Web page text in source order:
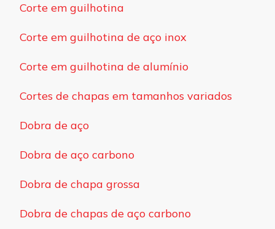
Corte em guilhotina
Corte em guilhotina de aço inox
Corte em guilhotina de alumínio
Cortes de chapas em tamanhos variados
Dobra de aço
Dobra de aço carbono
Dobra de chapa grossa
Dobra de chapas de aço carbono